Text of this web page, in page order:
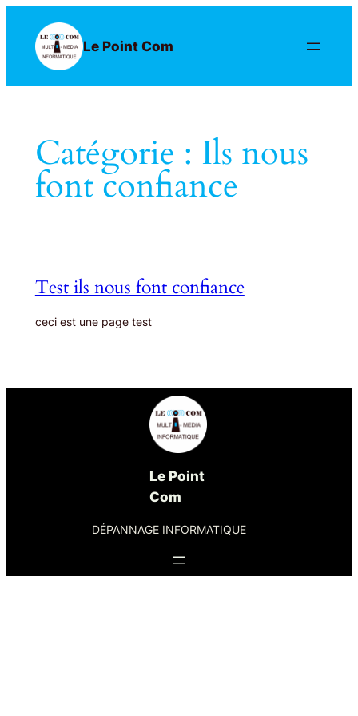
contenu
Le Point Com
Catégorie : Ils nous
font confiance
Test ils nous font confiance
ceci est une page test
Le Point
Com
DÉPANNAGE INFORMATIQUE